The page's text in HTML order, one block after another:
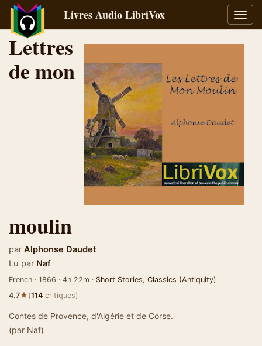
la
Livres Audio LibriVox
Lettres
de mon
moulin
par Alphonse Daudet
Lu par Naf
French · 1866 · 4h 22m · Short Stories, Classics (Antiquity)
4.7★(114 critiques)
Contes de Provence, d'Algérie et de Corse.
(par Naf)